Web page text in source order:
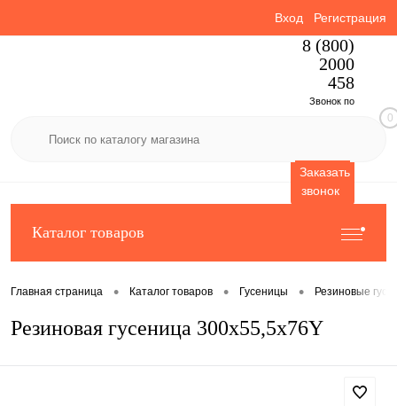
Вход Регистрация
8 (800)
2000
458
Звонок по
Заказать
звонок
0
Каталог товаров
Главная страница • Каталог товаров • Гусеницы • Резиновые
Резиновая гусеница 300x55,5x76Y